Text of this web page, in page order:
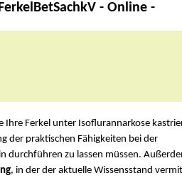
- Online -
Ferkel unter Isoflurannarkose
der praktischen Fähigkeiten bei der
durchführen zu lassen müssen.
, in der der aktuelle Wissensstand